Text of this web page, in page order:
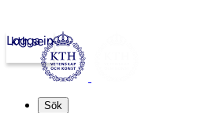
kth.se
Logga in
Sök